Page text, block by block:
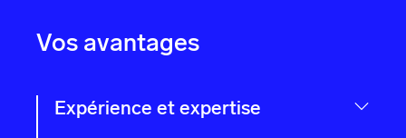
Vos avantages
Expérience et expertise